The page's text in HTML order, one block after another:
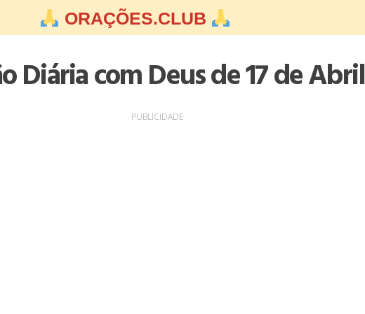
ORAÇÕES.CLUB
Diária com Deus de 17 de Abril
PUBLICIDADE